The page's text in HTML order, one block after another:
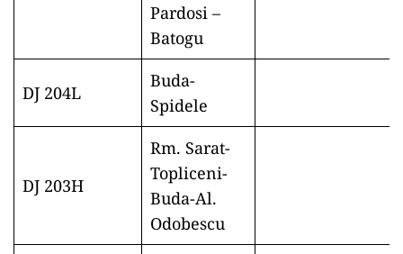
Pardosi –
Batogu
DJ 204L
Buda-
Spidele
DJ 203H
Rm. Sarat-
Topliceni-
Buda-Al.
Odobescu